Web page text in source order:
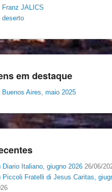
Franz JALICS
deserto
em destaque
Buenos Aires, maio 2025
Diario Italiano, giugno 2026 26/06/
Piccoli Fratelli di Jesus Caritas,